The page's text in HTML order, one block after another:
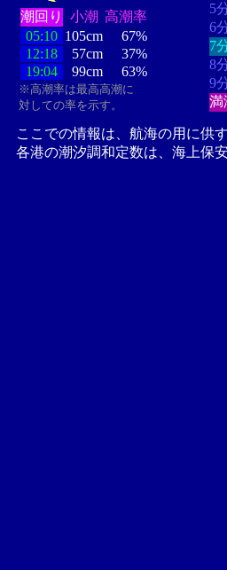
潮回り 小潮 高潮率
05:10 105cm
67%
12:18
57cm
37%
19:04
99cm 63%
※高潮率は最高高潮に
対しての率を示す。
5
6
7
8
9
満
ここでの情報は、航海の用に供
各港の潮汐調和定数は、海上保